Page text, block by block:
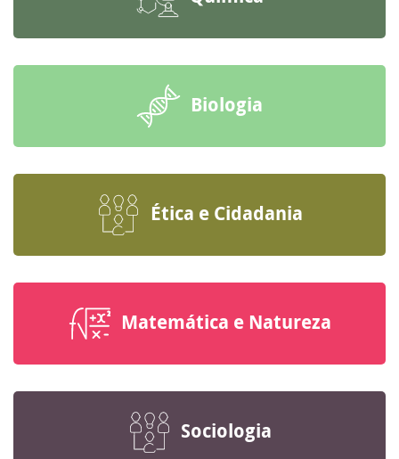
Biologia
Ética e Cidadania
Matemática e Natureza
Sociologia